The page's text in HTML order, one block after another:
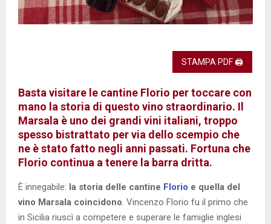
STAMPA PDF 🖨
Basta visitare le cantine Florio per toccare con
mano la storia di questo vino straordinario. Il
Marsala è uno dei grandi vini italiani, troppo
spesso bistrattato per via dello scempio che
ne è stato fatto negli anni passati. Fortuna che
Florio continua a tenere la barra dritta.
È innegabile: la storia delle cantine Florio e quella del
vino Marsala coincidono. Vincenzo Florio fu il primo che
in Sicilia riuscì a competere e superare le famiglie inglesi